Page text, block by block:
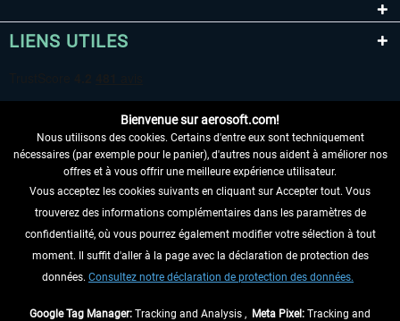
LIENS UTILES
RENONCER AU CONTRAT ICI
INFORMATIONS
NE MANQUEZ PAS LES DERNIÈRES
Bienvenue sur aerosoft.com!
Nous utilisons des cookies. Certains d'entre eux sont techniquement
nécessaires (par exemple pour le panier), d'autres nous aident à améliorer nos
offres et à vous offrir une meilleure expérience utilisateur.
Vous acceptez les cookies suivants en cliquant sur Accepter tout. Vous
trouverez des informations complémentaires dans les paramètres de
confidentialité, où vous pourrez également modifier votre sélection à tout
moment. Il suffit d'aller à la page avec la déclaration de protection des
données. Consultez notre déclaration de protection des données.
Google Tag Manager: Tracking and Analysis , Meta Pixel: Tracking and